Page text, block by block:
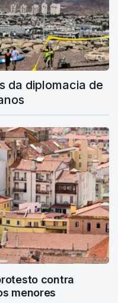
da diplomacia de
contra
menores